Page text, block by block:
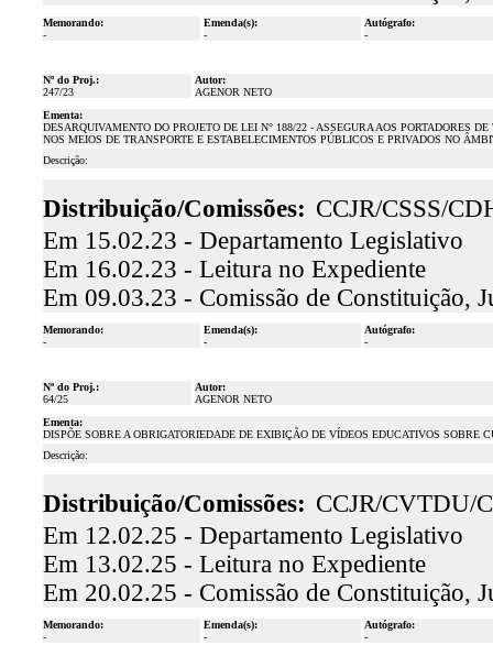
Memorando:
-
Emenda(s):
-
Autógrafo:
-
Nº do Proj.:
247/23
Autor:
AGENOR NETO
Ementa:
DESARQUIVAMENTO DO PROJETO DE LEI N° 188/22 - ASSEGURA AOS PORTADORES
NOS MEIOS DE TRANSPORTE E ESTABELECIMENTOS PÚBLICOS E PRIVADOS NO
Descrição:
Distribuição/Comissões: CCJR/CSSS/
Em 15.02.23 - Departamento Legislativo
Em 16.02.23 - Leitura no Expediente
Em 09.03.23 - Comissão de Constituição,
Memorando:
-
Emenda(s):
-
Autógrafo:
-
Nº do Proj.:
64/25
Autor:
AGENOR NETO
Ementa:
DISPÕE SOBRE A OBRIGATORIEDADE DE EXIBIÇÃO DE VÍDEOS EDUCATIVOS
Descrição:
Distribuição/Comissões: CCJR/CVTDU/
Em 12.02.25 - Departamento Legislativo
Em 13.02.25 - Leitura no Expediente
Em 20.02.25 - Comissão de Constituição,
Memorando:
-
Emenda(s):
-
Autógrafo:
-